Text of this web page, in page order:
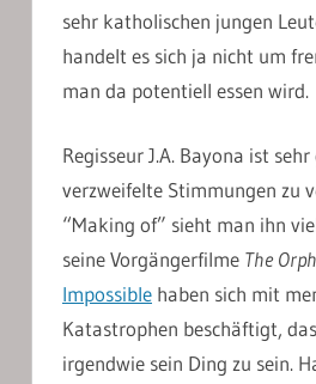
sehr katholischen jungen
handelt es sich ja nicht um
man da potentiell essen wird.
Regisseur J.A. Bayona ist
verzweifelte Stimmungen zu
“Making of” sieht man ihn
seine Vorgängerfilme The
Impossible haben sich mit
Katastrophen beschäftigt,
irgendwie sein Ding zu sein.